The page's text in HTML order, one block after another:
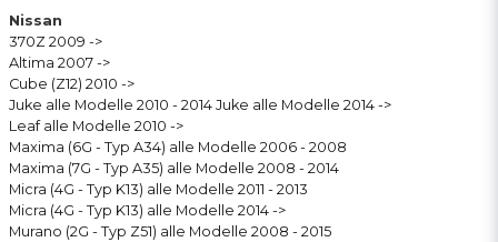
Nissan
370Z 2009 ->
Altima 2007 ->
Cube (Z12) 2010 ->
Juke alle Modelle 2010 - 2014 Juke alle Modelle 2014 ->
Leaf alle Modelle 2010 ->
Maxima (6G - Typ A34) alle Modelle 2006 - 2008
Maxima (7G - Typ A35) alle Modelle 2008 - 2014
Micra (4G - Typ K13) alle Modelle 2011 - 2013
Micra (4G - Typ K13) alle Modelle 2014 ->
Murano (2G - Typ Z51) alle Modelle 2008 - 2015